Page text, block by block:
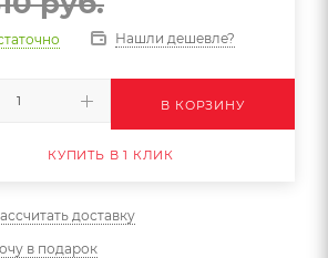
Нашли дешевле?
В КОРЗИНУ
КУПИТЬ В 1 КЛИК
доставку
в подарок